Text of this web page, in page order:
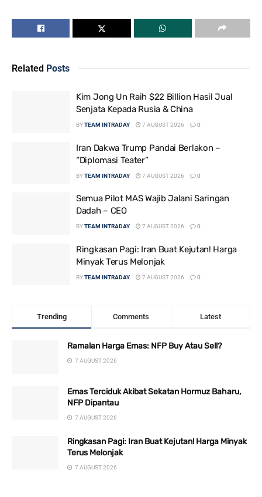
Related Posts
Kim Jong Un Raih $22 Billion Hasil Jual
Senjata Kepada Rusia & China
BYTEAM INTRADAY 7 AUGUST 2026 0
Iran Dakwa Trump Pandai Berlakon –
“Diplomasi Teater”
BYTEAM INTRADAY 7 AUGUST 2026 0
Semua Pilot MAS Wajib Jalani Saringan
Dadah – CEO
BYTEAM INTRADAY 7 AUGUST 2026 0
Ringkasan Pagi: Iran Buat Kejutan! Harga
Minyak Terus Melonjak
BYTEAM INTRADAY 7 AUGUST 2026 0
Trending Comments Latest
Ramalan Harga Emas: NFP Buy Atau Sell?
7 AUGUST 2026
Emas Terciduk Akibat Sekatan Hormuz Baharu,
NFP Dipantau
7 AUGUST 2026
Ringkasan Pagi: Iran Buat Kejutan! Harga Minyak
Terus Melonjak
7 AUGUST 2026